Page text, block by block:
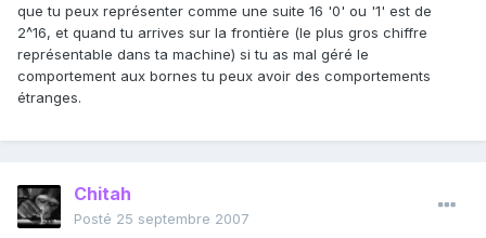
que tu peux représenter comme une suite 16 '0' ou '1' est de
2^16, et quand tu arrives sur la frontière (le plus gros chiffre
représentable dans ta machine) si tu as mal géré le
comportement aux bornes tu peux avoir des comportements
étranges.
Chitah
Posté 25 septembre 2007